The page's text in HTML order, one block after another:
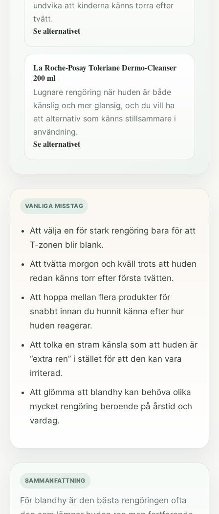
undvika att kinderna känns torra efter
tvätt.
Se alternativet
La Roche-Posay Toleriane Dermo-Cleanser
200 ml
Lugnare rengöring när huden är både
känslig och mer glansig, och du vill ha
ett alternativ som känns stillsammare i
användning.
Se alternativet
VANLIGA MISSTAG
Att välja en för stark rengöring bara för att
T-zonen blir blank.
Att tvätta morgon och kväll trots att huden
redan känns torr efter första tvätten.
Att hoppa mellan flera produkter för
snabbt innan du hunnit känna efter hur
huden reagerar.
Att tolka en stram känsla som att huden är
“extra ren” i stället för att den kan vara
irriterad.
Att glömma att blandhy kan behöva olika
mycket rengöring beroende på årstid och
vardag.
SAMMANFATTNING
För blandhy är den bästa rengöringen ofta